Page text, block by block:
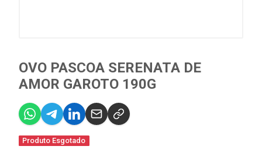
OVO PASCOA SERENATA DE
AMOR GAROTO 190G
Produto Esgotado